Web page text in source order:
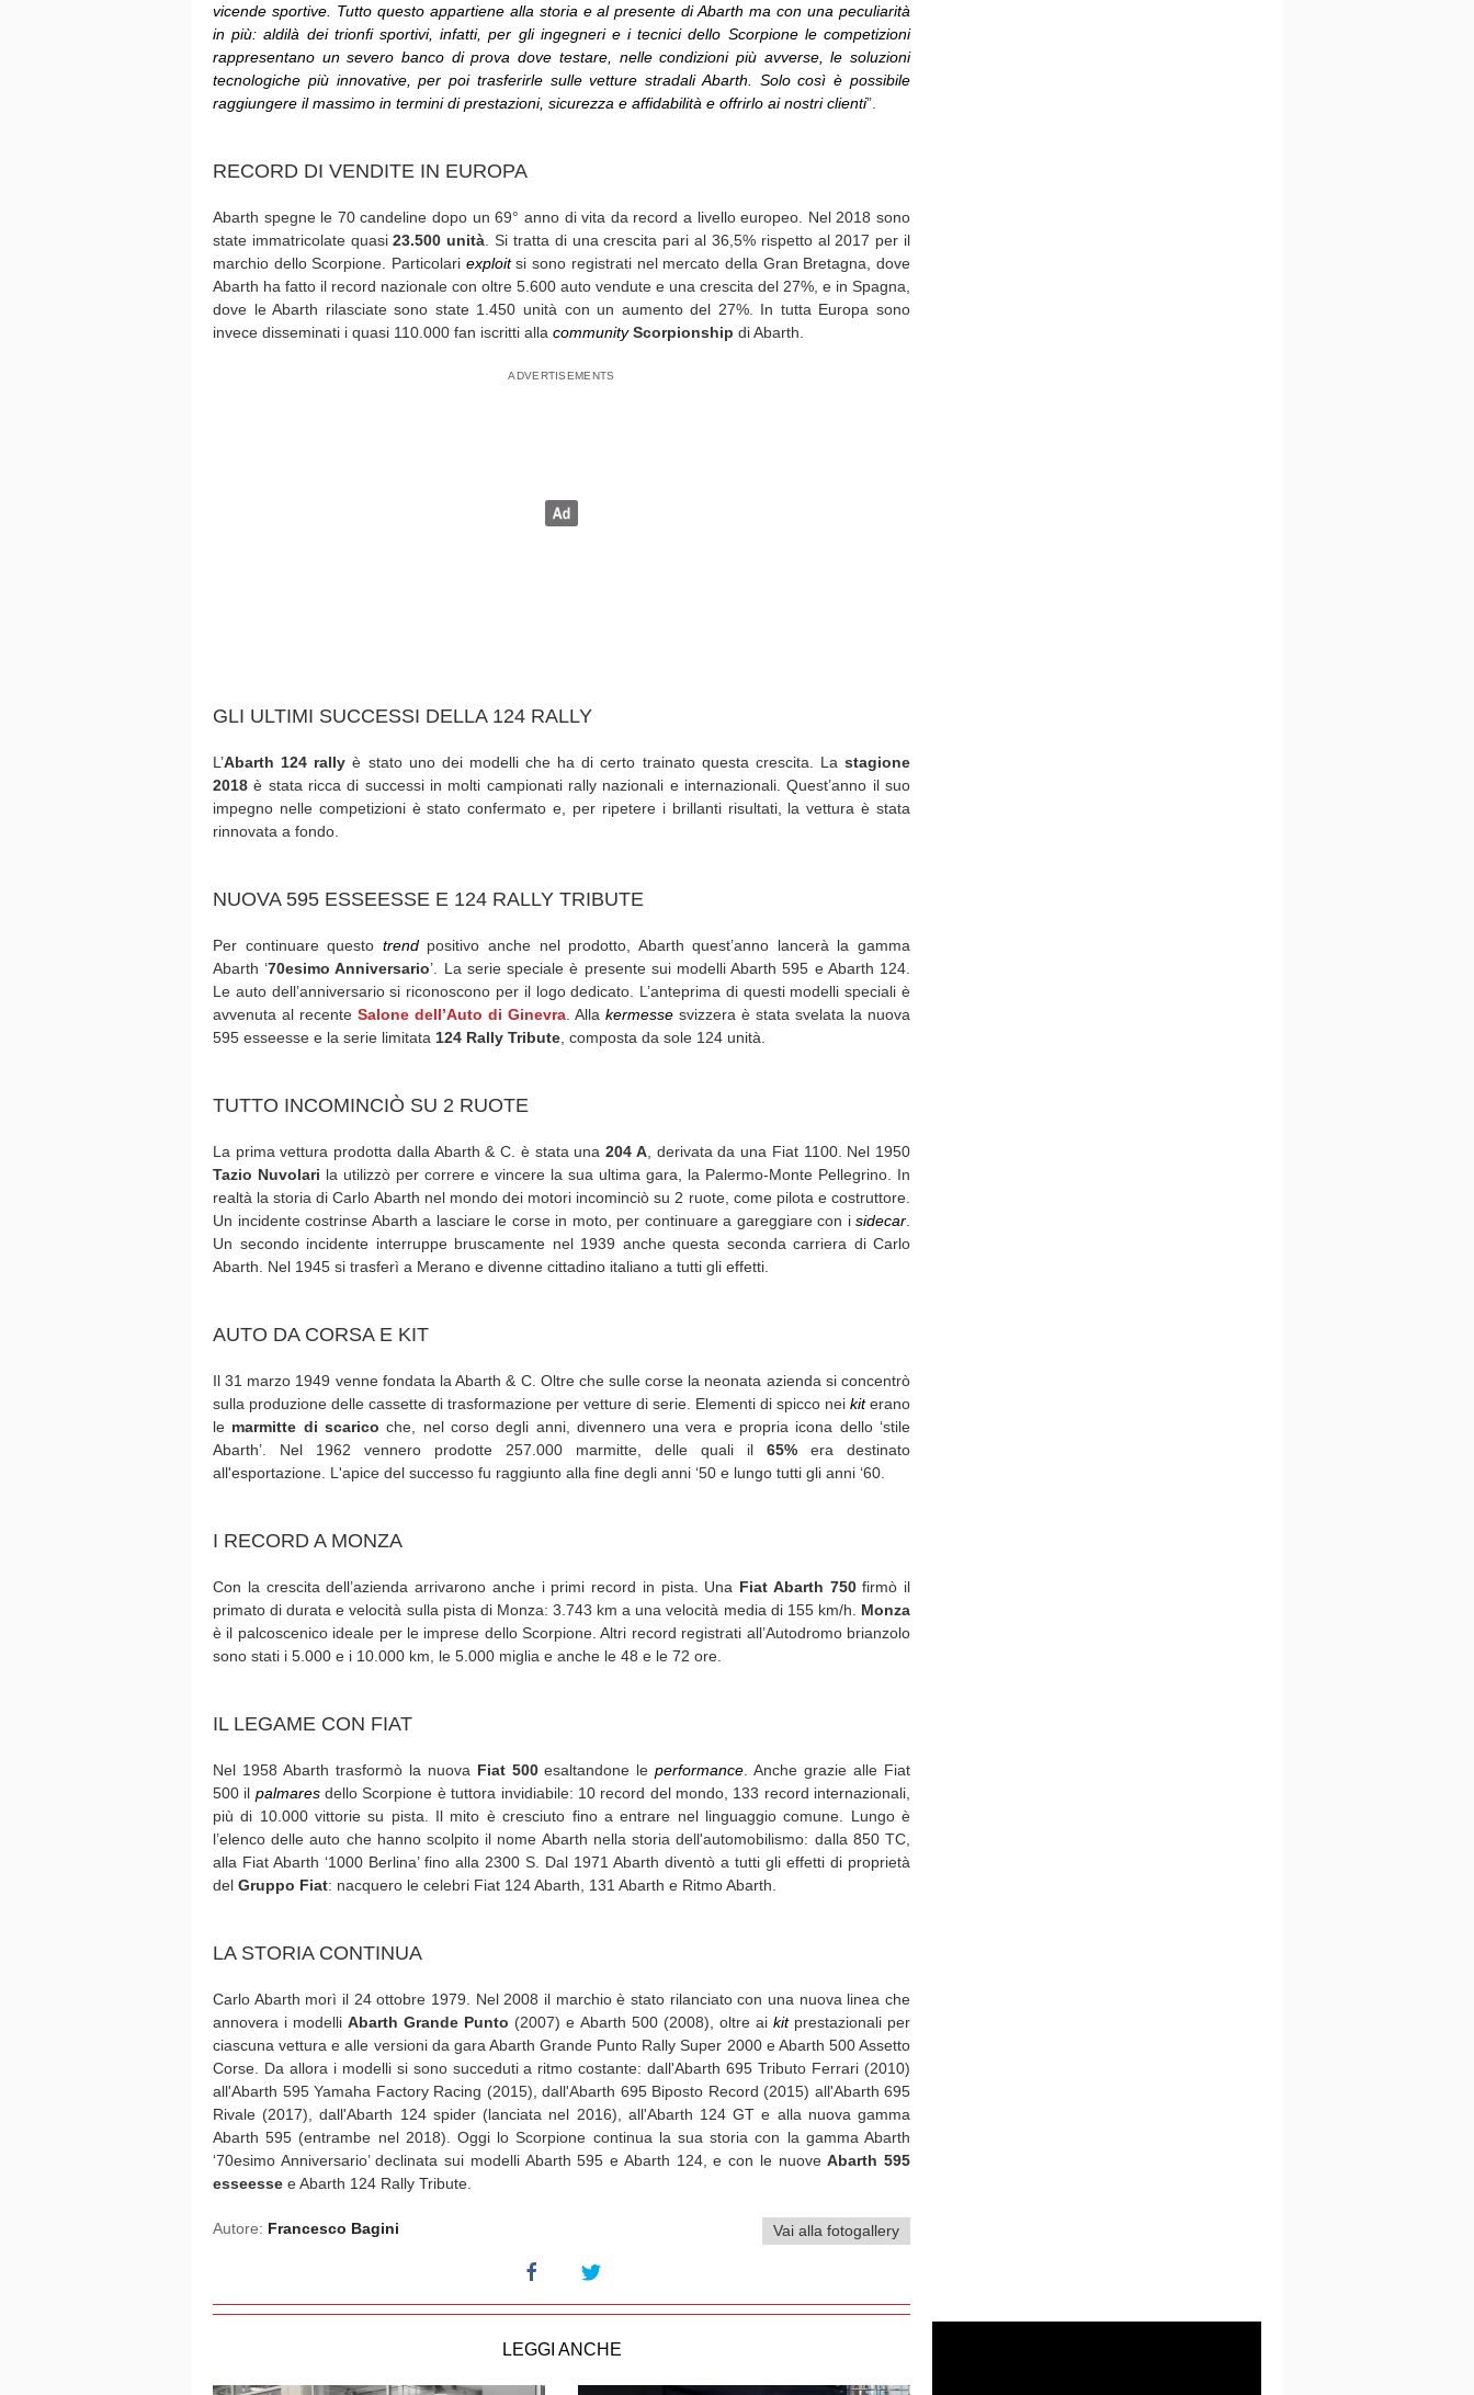
vicende sportive. Tutto questo appartiene alla storia e al presente di Abarth ma con una peculiarità
in più: aldilà dei trionfi sportivi, infatti, per gli ingegneri e i tecnici dello Scorpione le competizioni
rappresentano un severo banco di prova dove testare, nelle condizioni più avverse, le soluzioni
tecnologiche più innovative, per poi trasferirle sulle vetture stradali Abarth. Solo così è possibile
raggiungere il massimo in termini di prestazioni, sicurezza e affidabilità e offrirlo ai nostri clienti”.
RECORD DI VENDITE IN EUROPA
Abarth spegne le 70 candeline dopo un 69° anno di vita da record a livello europeo. Nel 2018 sono
state immatricolate quasi23.500 unità . Si tratta di una crescita pari al 36,5% rispetto al 2017 per il
marchio dello Scorpione. Particolari exploitsi sono registrati nel mercato della Gran Bretagna, dove
Abarth ha fatto il record nazionale con oltre 5.600 auto vendute e una crescita del 27%, e in Spagna,
dove le Abarth rilasciate sono state 1.450 unità con un aumento del 27%. In tutta Europa sono
invece disseminati i quasi 110.000 fan iscritti alla community Scorpionship di Abarth.
GLI ULTIMI SUCCESSI DELLA 124 RALLY
L’Abarth 124 rallyè stato uno dei modelli che ha di certo trainato questa crescita. La stagione
2018 è stata ricca di successi in molti campionati rally nazionali e internazionali. Quest’anno il suo
impegno nelle competizioni è stato confermato e, per ripetere i brillanti risultati, la vettura è stata
rinnovata a fondo.
NUOVA 595 ESSEESSE E 124 RALLY TRIBUTE
Per continuare questo trend positivo anche nel prodotto, Abarth quest’anno lancerà la gamma
Abarth ‘70esimo Anniversario’. La serie speciale è presente sui modelli Abarth 595 e Abarth 124.
Le auto dell’anniversario si riconoscono per il logo dedicato. L’anteprima di questi modelli speciali è
avvenuta al recente Salone dell’Auto di Ginevra . Alla kermesse svizzera è stata svelata la nuova
595 esseesse e la serie limitata 124 Rally Tribute , composta da sole 124 unità.
TUTTO INCOMINCIÒ SU 2 RUOTE
La prima vettura prodotta dalla Abarth & C. è stata una204 A, derivata da una Fiat 1100. Nel 1950
Tazio Nuvolari la utilizzò per correre e vincere la sua ultima gara, la Palermo-Monte Pellegrino. In
realtà la storia di Carlo Abarth nel mondo dei motori incominciò su 2 ruote, come pilota e costruttore.
Un incidente costrinse Abarth a lasciare le corse in moto, per continuare a gareggiare con i sidecar
Un secondo incidente interruppe bruscamente nel 1939 anche questa seconda carriera di Carlo
Abarth. Nel 1945 si trasferì a Merano e divenne cittadino italiano a tutti gli effetti.
AUTO DA CORSA E KIT
Il 31 marzo 1949 venne fondata la Abarth & C. Oltre che sulle corse la neonata azienda si concentrò
sulla produzione delle cassette di trasformazione per vetture di serie. Elementi di spicco nei kiterano
le marmitte di scarico che, nel corso degli anni, divennero una vera e propria icona dello ‘stile
Abarth’. Nel 1962 vennero prodotte 257.000 marmitte, delle quali il 65% era destinato
all'esportazione. L'apice del successo fu raggiunto alla fine degli anni ‘50 e lungo tutti gli anni ‘60.
I RECORD A MONZA
Con la crescita dell’azienda arrivarono anche i primi record in pista. Una Fiat Abarth 750firmò il
primato di durata e velocità sulla pista di Monza: 3.743 km a una velocità media di 155 km/h. Monza
è il palcoscenico ideale per le imprese dello Scorpione. Altri record registrati all’Autodromo brianzolo
sono stati i 5.000 e i 10.000 km, le 5.000 miglia e anche le 48 e le 72 ore.
IL LEGAME CON FIAT
Nel 1958 Abarth trasformò la nuova Fiat 500esaltandone leperformance . Anche grazie alle Fiat
500 il palmaresdello Scorpione è tuttora invidiabile: 10 record del mondo, 133 record internazionali,
più di 10.000 vittorie su pista. Il mito è cresciuto fino a entrare nel linguaggio comune. Lungo è
l’elenco delle auto che hanno scolpito il nome Abarth nella storia dell'automobilismo: dalla 850 TC,
alla Fiat Abarth ‘1000 Berlina’ fino alla 2300 S. Dal 1971 Abarth diventò a tutti gli effetti di proprietà
del Gruppo Fiat: nacquero le celebri Fiat 124 Abarth, 131 Abarth e Ritmo Abarth.
LA STORIA CONTINUA
Carlo Abarth morì il 24 ottobre 1979. Nel 2008 il marchio è stato rilanciato con una nuova linea che
annovera i modelliAbarth Grande Punto (2007) e Abarth 500 (2008), oltre ai kitprestazionali per
ciascuna vettura e alle versioni da gara Abarth Grande Punto Rally Super 2000 e Abarth 500 Assetto
Corse. Da allora i modelli si sono succeduti a ritmo costante: dall'Abarth 695 Tributo Ferrari (2010)
all'Abarth 595 Yamaha Factory Racing (2015), dall'Abarth 695 Biposto Record (2015) all'Abarth 695
Rivale (2017), dall'Abarth 124 spider (lanciata nel 2016), all'Abarth 124 GT e alla nuova gamma
Abarth 595 (entrambe nel 2018). Oggi lo Scorpione continua la sua storia con la gamma Abarth
‘70esimo Anniversario’ declinata sui modelli Abarth 595 e Abarth 124, e con le nuoveAbarth 595
esseesse e Abarth 124 Rally Tribute.
Autore: Francesco Bagini Vai alla fotogallery
LEGGI ANCHE